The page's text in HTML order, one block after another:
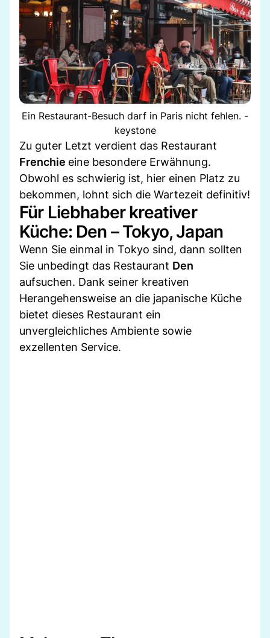
Ein Restaurant-Besuch darf in Paris nicht fehlen. -
keystone
Zu guter Letzt verdient das Restaurant
Frenchie eine besondere Erwähnung.
Obwohl es schwierig ist, hier einen Platz zu
bekommen, lohnt sich die Wartezeit definitiv!
Für Liebhaber kreativer
Küche: Den – Tokyo, Japan
Wenn Sie einmal in Tokyo sind, dann sollten
Sie unbedingt das Restaurant Den
aufsuchen. Dank seiner kreativen
Herangehensweise an die japanische Küche
bietet dieses Restaurant ein
unvergleichliches Ambiente sowie
exzellenten Service.